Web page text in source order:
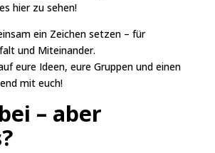
hierzu sehen!
ein Zeichen setzen – für
und Miteinander.
eure Ideen, eure Gruppen und einen
mit euch!
– aber